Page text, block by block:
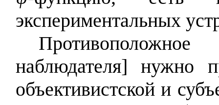
экспериментальных
наблюдателя] нужно
объективистской и